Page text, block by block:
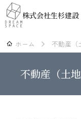
株式会社生杉建設
ホーム
設計・プランニ
性能・品質・保
ホーム 不動産（
不動産（土